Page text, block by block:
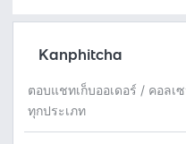
Kanphitcha
ตอบแชทเก็บออเดอร์ / คอล
ทุกประเภท